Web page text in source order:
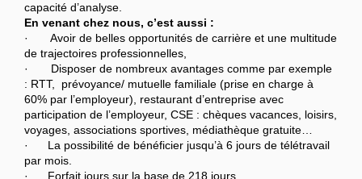
capacité d’analyse.
En venant chez nous, c’est aussi :
· Avoir de belles opportunités de carrière et une multitude
de trajectoires professionnelles,
· Disposer de nombreux avantages comme par exemple
: RTT, prévoyance/ mutuelle familiale (prise en charge à
60% par l’employeur), restaurant d’entreprise avec
participation de l’employeur, CSE : chèques vacances, loisirs,
voyages, associations sportives, médiathèque gratuite…
· La possibilité de bénéficier jusqu’à 6 jours de télétravail
par mois.
· Forfait jours sur la base de 218 jours